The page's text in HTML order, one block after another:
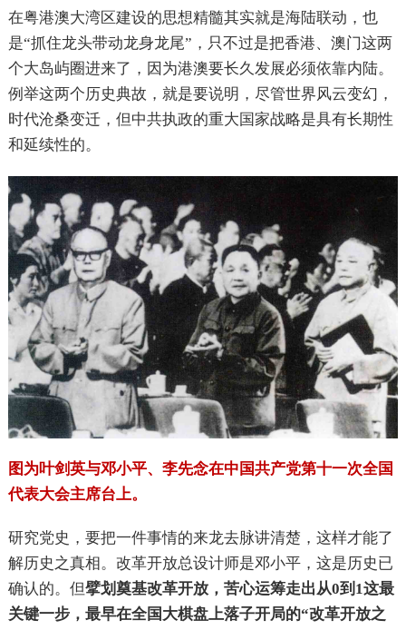
在粤港澳大湾区建设的思想精髓其实就是海陆联动，也
是“抓住龙头带动龙身龙尾”，只不过是把香港、澳门这两
个大岛屿圈进来了，因为港澳要长久发展必须依靠内陆。
例举这两个历史典故，就是要说明，尽管世界风云变幻，
时代沧桑变迁，但中共执政的重大国家战略是具有长期性
和延续性的。
图为叶剑英与邓小平、李先念在中国共产党第十一次全国
代表大会主席台上。
研究党史，要把一件事情的来龙去脉讲清楚，这样才能了
解历史之真相。改革开放总设计师是邓小平，这是历史已
确认的。但擘划奠基改革开放，苦心运筹走出从0到1这最
关键一步，最早在全国大棋盘上落子开局的“改革开放之